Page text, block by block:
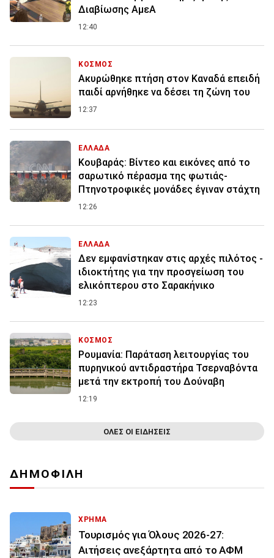
Διαβίωσης ΑμεΑ
12:40
ΚΟΣΜΟΣ
Ακυρώθηκε πτήση στον Καναδά επειδή
παιδί αρνήθηκε να δέσει τη ζώνη του
12:37
ΕΛΛΑΔΑ
Κουβαράς: Βίντεο και εικόνες από το
σαρωτικό πέρασμα της φωτιάς-
Πτηνοτροφικές μονάδες έγιναν στάχτη
12:26
ΕΛΛΑΔΑ
Δεν εμφανίστηκαν στις αρχές πιλότος -
ιδιοκτήτης για την προσγείωση του
ελικόπτερου στο Σαρακήνικο
12:23
ΚΟΣΜΟΣ
Ρουμανία: Παράταση λειτουργίας του
πυρηνικού αντιδραστήρα Τσερναβόντα
μετά την εκτροπή του Δούναβη
12:19
ΟΛΕΣ ΟΙ ΕΙΔΗΣΕΙΣ
ΔΗΜΟΦΙΛΗ
ΧΡΗΜΑ
Τουρισμός για Όλους 2026-27:
Αιτήσεις ανεξάρτητα από το ΑΦΜ